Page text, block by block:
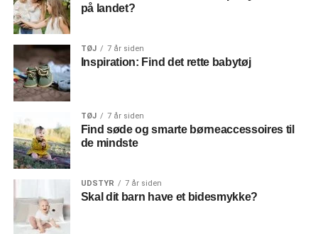
på landet?
TØJ 7 år siden
Inspiration: Find det rette babytøj
TØJ 7 år siden
Find søde og smarte børneaccessoires til
de mindste
UDSTYR 7 år siden
Skal dit barn have et bidesmykke?